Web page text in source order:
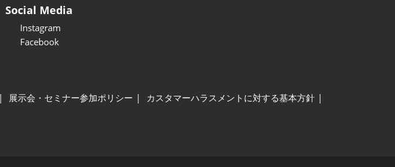
Social Media
Instagram
Facebook
展示会・セミナー参加ポリシー
カスタマーハラスメントに対する基本方針